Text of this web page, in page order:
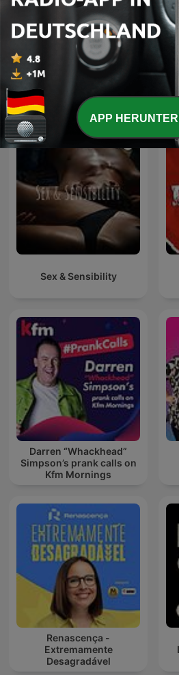
Kalk & Welk - Die
fabelhaften Boomer Boys
Internationale
Sex & Sensibility
Darren “Whackhead”
Simpson’s prank calls on
Kfm Mornings
Renascença -
Extremamente
Desagradável
APP